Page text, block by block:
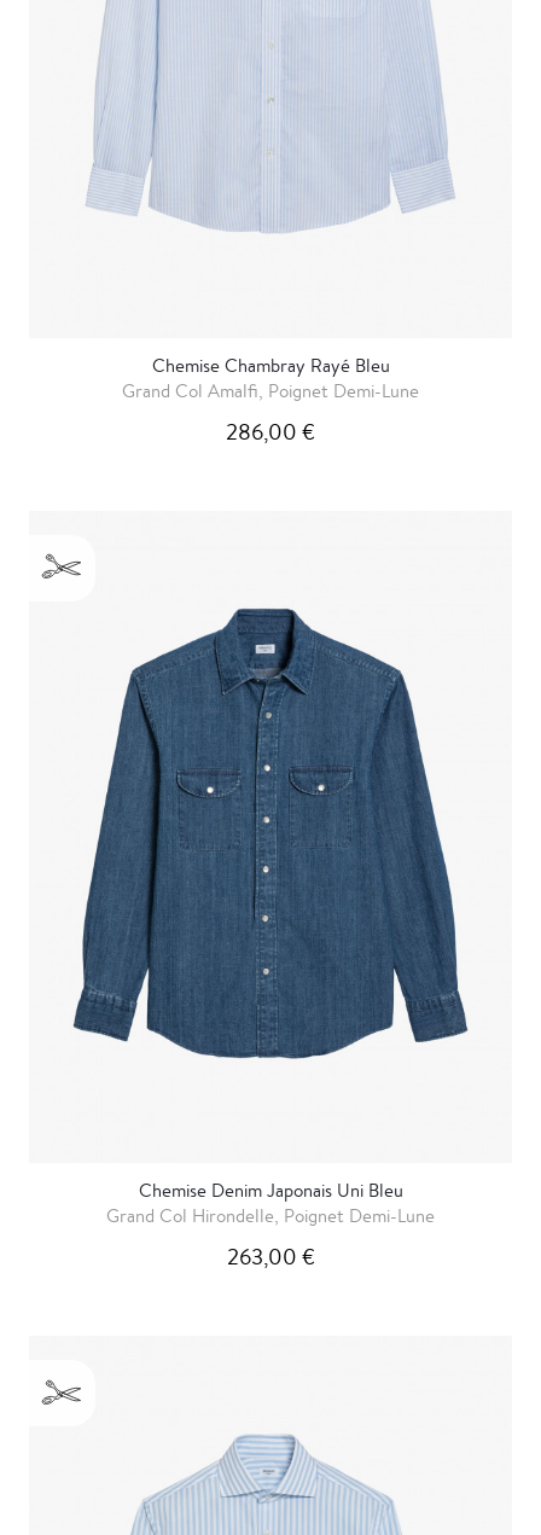
Chemise Chambray Rayé Bleu
Grand Col Amalfi, Poignet Demi-Lune
286,00 €
Chemise Denim Japonais Uni Bleu
Grand Col Hirondelle, Poignet Demi-Lune
263,00 €